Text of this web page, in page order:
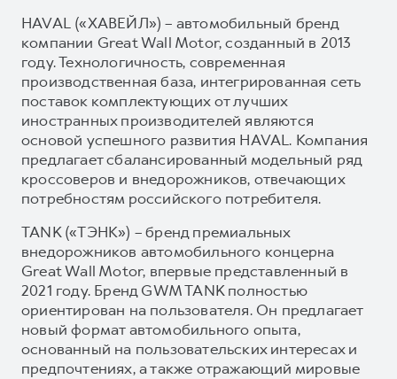
HAVAL («ХАВЕЙЛ») – автомобильный бренд
компании Great Wall Motor, созданный в 2013
году. Технологичность, современная
производственная база, интегрированная сеть
поставок комплектующих от лучших
иностранных производителей являются
основой успешного развития HAVAL. Компания
предлагает сбалансированный модельный ряд
кроссоверов и внедорожников, отвечающих
потребностям российского потребителя.
TANK («ТЭНК») – бренд премиальных
внедорожников автомобильного концерна
Great Wall Motor, впервые представленный в
2021 году. Бренд GWM TANK полностью
ориентирован на пользователя. Он предлагает
новый формат автомобильного опыта,
основанный на пользовательских интересах и
предпочтениях, а также отражающий мировые